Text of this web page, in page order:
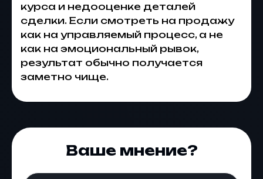
курса и недооценке деталей
сделки. Если смотреть на продажу
как на управляемый процесс, а не
как на эмоциональный рывок,
результат обычно получается
заметно чище.
Ваше мнение?